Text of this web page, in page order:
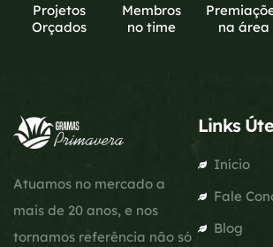
Projetos
Orçados
Membros
no time
na área
Atuamos no mercado a
mais de 20 anos, e nos
tornamos referência não só
Links
Início
Fale
Blog